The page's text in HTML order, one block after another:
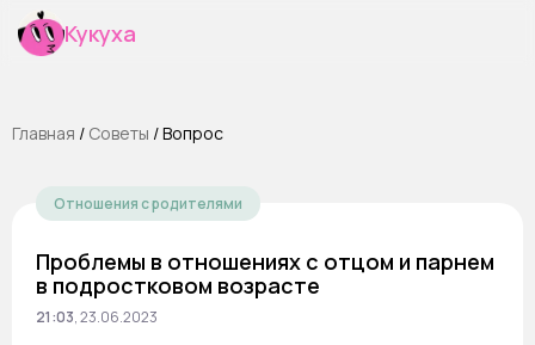
Кукуха
Главная / Cоветы /Вопрос
Отношения с родителями
Проблемы в отношениях с отцом и парнем
в подростковом возрасте
21:03,23.06.2023